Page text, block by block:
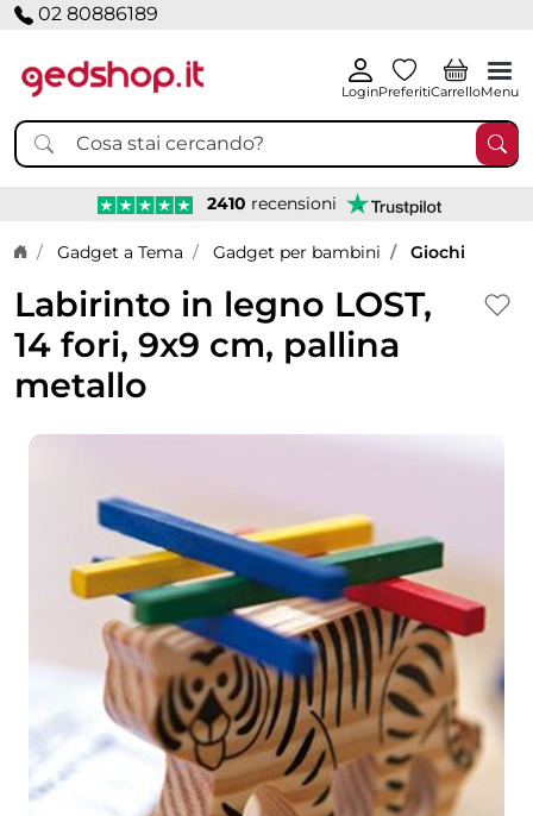
02 80886189
LoginPreferitiCarrelloMenu
2410 recensioni
Home page
Gadget a Tema Gadget per bambini Giochi
Labirinto in legno LOST,
14 fori, 9x9 cm, pallina
metallo